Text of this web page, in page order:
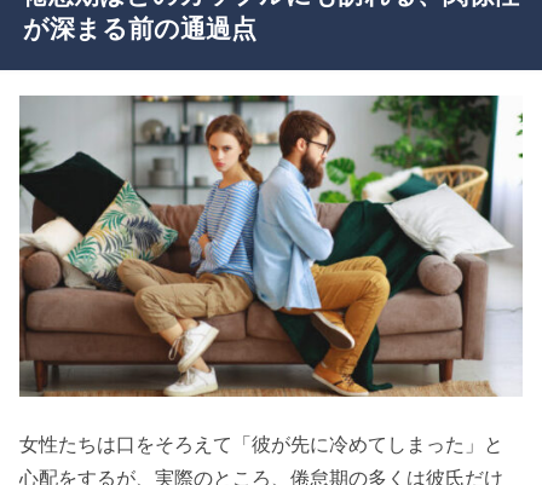
が深まる前の通過点
女性たちは口をそろえて「彼が先に冷めてしまった」と
心配をするが、実際のところ、倦怠期の多くは彼氏だけ